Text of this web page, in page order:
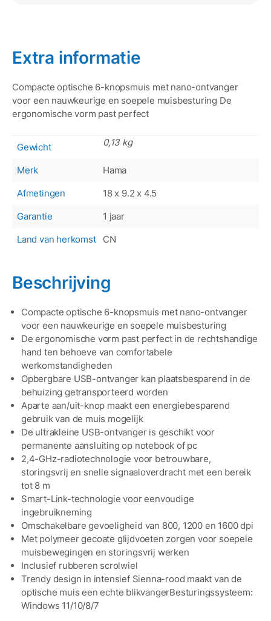
Extra informatie
Compacte optische 6-knopsmuis met nano-ontvanger
voor een nauwkeurige en soepele muisbesturing De
ergonomische vorm past perfect
Gewicht 0,13 kg
Merk
Hama
Afmetingen
18 x 9.2 x 4.5
Garantie
1 jaar
Land van herkomst
CN
Beschrijving
Compacte optische 6-knopsmuis met nano-ontvanger
voor een nauwkeurige en soepele muisbesturing
De ergonomische vorm past perfect in de rechtshandige
hand ten behoeve van comfortabele
werkomstandigheden
Opbergbare USB-ontvanger kan plaatsbesparend in de
behuizing getransporteerd worden
Aparte aan/uit-knop maakt een energiebesparend
gebruik van de muis mogelijk
De ultrakleine USB-ontvanger is geschikt voor
permanente aansluiting op notebook of pc
2,4-GHz-radiotechnologie voor betrouwbare,
storingsvrij en snelle signaaloverdracht met een bereik
tot 8 m
Smart-Link-technologie voor eenvoudige
ingebruikneming
Omschakelbare gevoeligheid van 800, 1200 en 1600 dpi
Met polymeer gecoate glijdvoeten zorgen voor soepele
muisbewegingen en storingsvrij werken
Inclusief rubberen scrolwiel
Trendy design in intensief Sienna-rood maakt van de
optische muis een echte blikvangerBesturingssysteem:
Windows 11/10/8/7